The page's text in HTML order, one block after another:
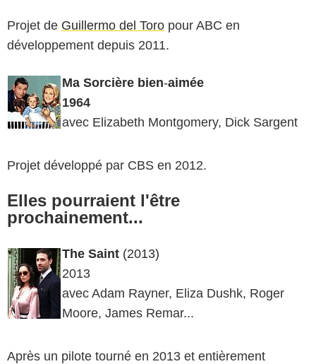
Projet de Guillermo del Toro pour ABC en
développement depuis 2011.
Ma Sorcière bien-aimée
1964
avec Elizabeth Montgomery, Dick Sargent
Projet développé par CBS en 2012.
Elles pourraient l'être
prochainement...
The Saint (2013)
2013
avec Adam Rayner, Eliza Dushk, Roger
Moore, James Remar...
Après un pilote tourné en 2013 et entièrement